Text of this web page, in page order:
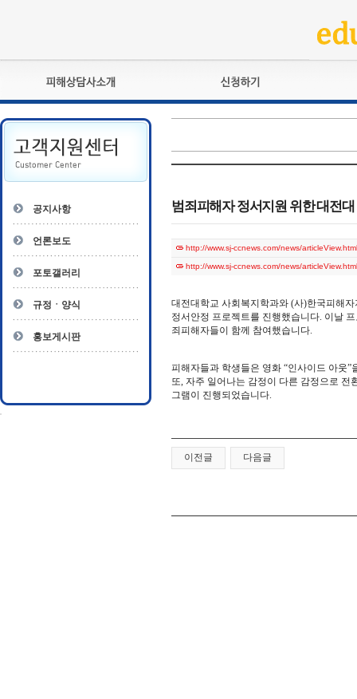
피해상담사란?
자격관리규정
상담사 자격증 확인
- 피해상담사 1급
- 전문수련감독자
- 전문수련기관
교육훈련
자격복원
공지사항
언론보도
포토갤러리
규정ㆍ양식
홍보게시판
범죄피해자 정서지원 위한 대전
http://www.sj-ccnews.com/news/
http://www.sj-ccnews.com/news/
대전대학교 사회복지학과와 (사)한국피해
정서안정 프로젝트를 진행했습니다. 이날
죄피해자들이 함께 참여했습니다.
피해자들과 학생들은 영화 “인사이드 아웃
또, 자주 일어나는 감정이 다른 감정으로
그램이 진행되었습니다.
이전글 다음글